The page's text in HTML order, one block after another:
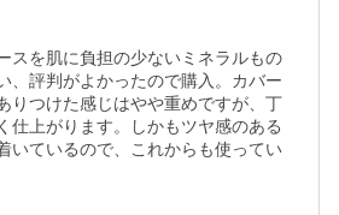
スを肌に負担の少ないミネラルもの
、評判がよかったので購入。カバー
りつけた感じはやや重めですが、丁
仕上がります。しかもツヤ感のある
いているので、これからも使ってい